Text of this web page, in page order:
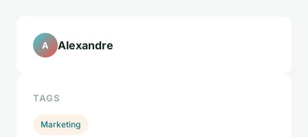
A Alexandre
TAGS
Marketing